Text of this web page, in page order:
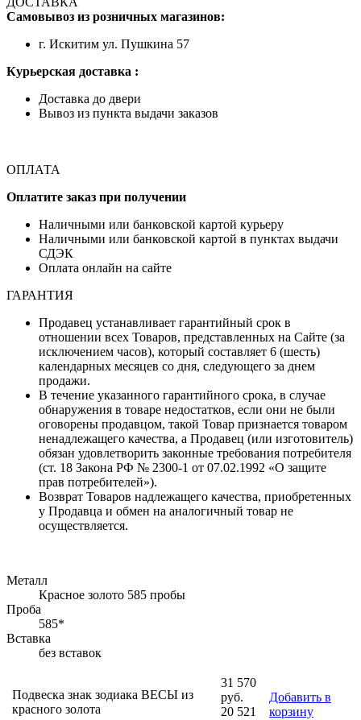
Самовывоз из розничных магазинов:
г. Искитим ул. Пушкина 57
Курьерская доставка :
Доставка до двери
Вывоз из пункта выдачи заказов
ОПЛАТА
Оплатите заказ при получении
Наличными или банковской картой курьеру
Наличными или банковской картой в пунктах выдачи
СДЭК
Оплата онлайн на сайте
ГАРАНТИЯ
Продавец устанавливает гарантийный срок в
отношении всех Товаров, представленных на Сайте (за
исключением часов), который составляет 6 (шесть)
календарных месяцев со дня, следующего за днем
продажи.
В течение указанного гарантийного срока, в случае
обнаружения в товаре недостатков, если они не были
оговорены продавцом, такой Товар признается товаром
ненадлежащего качества, а Продавец (или изготовитель)
обязан удовлетворить законные требования потребителя
(ст. 18 Закона РФ № 2300-1 от 07.02.1992 «О защите
прав потребителей»).
Возврат Товаров надлежащего качества, приобретенных
у Продавца и обмен на аналогичный товар не
осуществляется.
Металл
Красное золото 585 пробы
Проба
585*
Вставка
без вставок
Подвеска знак зодиака ВЕСЫ из
красного золота
31 570
руб.
20 521
Добавить в
корзину